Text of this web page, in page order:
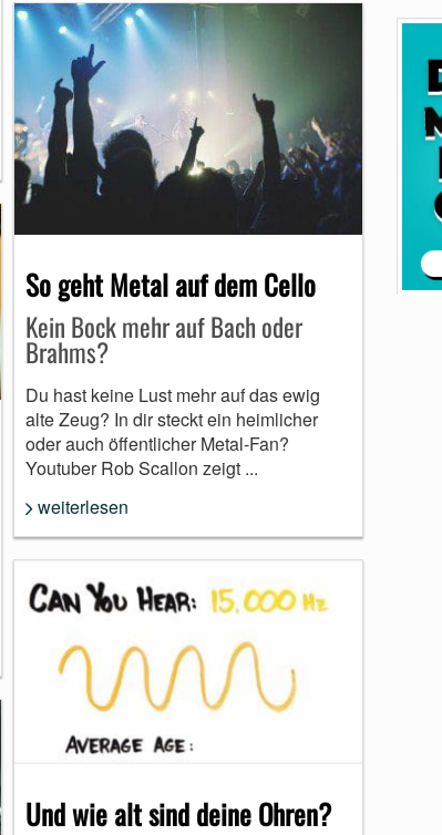
So geht Metal auf dem Cello
Kein Bock mehr auf Bach oder
Brahms?
Du hast keine Lust mehr auf das ewig
alte Zeug? In dir steckt ein heimlicher
oder auch öffentlicher Metal-Fan?
Youtuber Rob Scallon zeigt ...
weiterlesen
Und wie alt sind deine Ohren?